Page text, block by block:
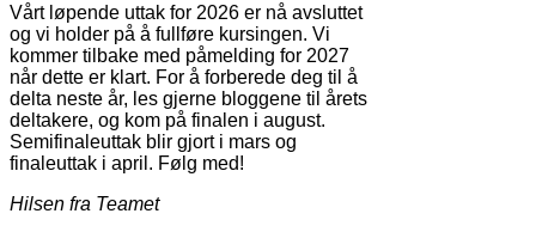
Vårt løpende uttak for 2026 er nå avsluttet
og vi holder på å fullføre kursingen. Vi
kommer tilbake med påmelding for 2027
når dette er klart. For å forberede deg til å
delta neste år, les gjerne bloggene til årets
deltakere, og kom på finalen i august.
Semifinaleuttak blir gjort i mars og
finaleuttak i april. Følg med!
Hilsen fra Teamet